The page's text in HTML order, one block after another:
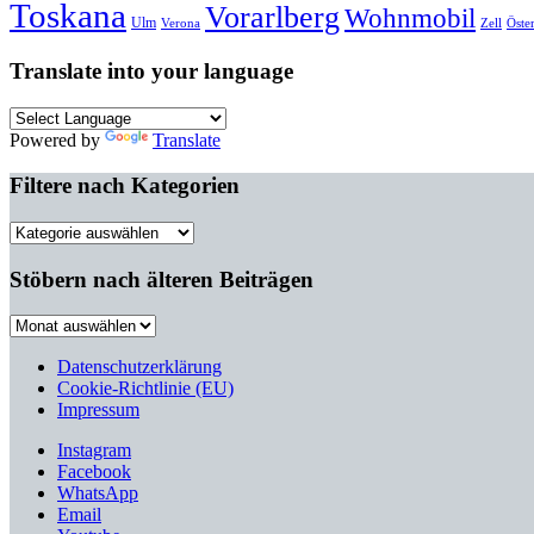
Toskana Ulm Verona VorarlbergWohnmobil Zell
Translate into your language
Powered by Translate
Filtere nach Kategorien
Filtere
Kategorien
Stöbern nach älteren Beiträgen
Stöbern
älteren
Beiträgen
Datenschutzerklärung
Cookie-Richtlinie (EU)
Impressum
Instagram
Facebook
WhatsApp
Email